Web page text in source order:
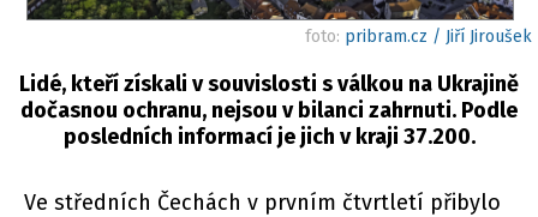
foto: pribram.cz / Jiří Jiroušek
Lidé, kteří získali v souvislosti s válkou na Ukrajině
dočasnou ochranu, nejsou v bilanci zahrnuti. Podle
posledních informací je jich v kraji 37.200.
Ve středních Čechách v prvním čtvrtletí přibylo